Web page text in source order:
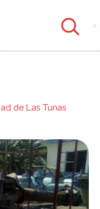
de Las Tunas